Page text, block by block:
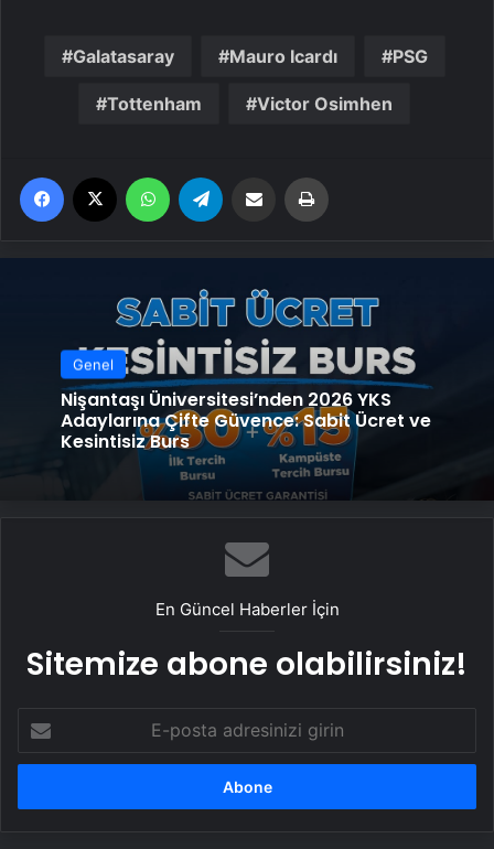
Galatasaray Mauro Icardı PSG
Tottenham Victor Osimhen
Facebook WhatsApp Email'den paylaş
Genel
Nişantaşı Üniversitesi’nden 2026 YKS
Adaylarına Çifte Güvence: Sabit Ücret ve
Kesintisiz Burs
En Güncel Haberler İçin
Sitemize abone olabilirsiniz!
posta
adresinizi